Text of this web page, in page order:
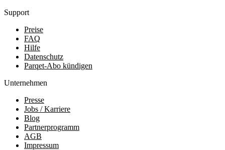
Support
Preise
FAQ
Hilfe
Datenschutz
Parqet-Abo kündigen
Unternehmen
Presse
Jobs / Karriere
Blog
Partnerprogramm
AGB
Impressum